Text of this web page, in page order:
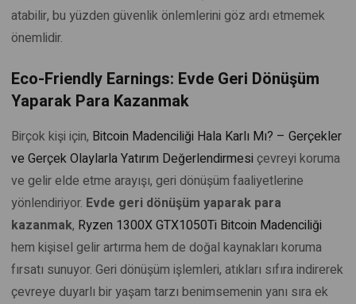
atabilir, bu yüzden güvenlik önlemlerini göz ardı etmemek
önemlidir.
Eco-Friendly Earnings: Evde Geri Dönüşüm
Yaparak Para Kazanmak
Birçok kişi için, Bitcoin Madenciliği Hala Karlı Mı? – Gerçekler
ve Gerçek Olaylarla Yatırım Değerlendirmesi çevreyi koruma
ve gelir elde etme arayışı, geri dönüşüm faaliyetlerine
yönlendiriyor. Evde geri dönüşüm yaparak para
kazanmak, Ryzen 1300X GTX1050Ti Bitcoin Madenciliği
hem kişisel gelir artırma hem de doğal kaynakları koruma
fırsatı sunuyor. Geri dönüşüm işlemleri, atıkları sıfıra indirerek
çevreye duyarlı bir yaşam tarzı benimsemenin yanı sıra ek